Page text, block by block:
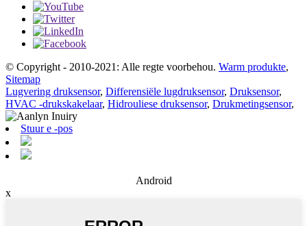
© Copyright - 2010-2021: Alle regte voorbehou. Warm produkte,
Sitemap
Lugvering druksensor, Differensiële lugdruksensor, Druksensor,
HVAC -drukskakelaar, Hidrouliese druksensor, Drukmetingsensor,
Stuur e -pos
Android
x